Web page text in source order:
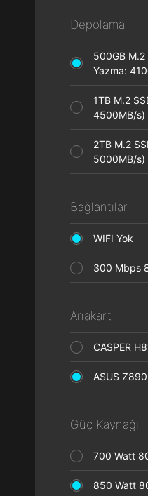
Depolama
500GB
Yazma:
1TB M.2
4500MB/s)
2TB M.2
5000MB/s)
Bağlantılar
WIFI Yok
300 Mbps
Anakart
CASPER
ASUS
Güç Kaynağı
700 Watt
850 Watt